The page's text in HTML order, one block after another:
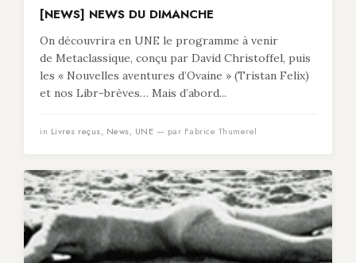
[NEWS] NEWS DU DIMANCHE
On découvrira en UNE le programme à venir
de Metaclassique, conçu par David Christoffel, puis
les « Nouvelles aventures d’Ovaine » (Tristan Felix)
et nos Libr-brèves… Mais d’abord...
in Livres reçus, News, UNE — par Fabrice Thumerel